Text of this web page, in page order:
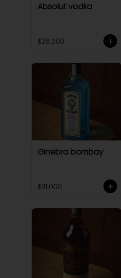
Absolut vodka
$28.500
Ginebra bombay
$31.000